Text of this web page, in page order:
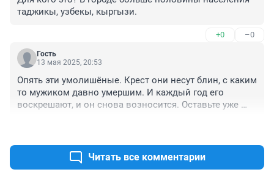
таджикы, узбекы, кыргызи.
+0 –0
Гость
13 мая 2025, 20:53
Опять эти умолишёные. Крест они несут блин, с каким
то мужиком давно умершим. И каждый год его
воскрешают, и он снова возносится. Оставьте уже
Читать все комментарии